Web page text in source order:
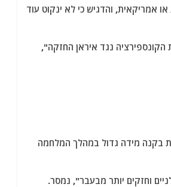
אמריקאית, והדגיש כי לא ינקוט עוד
הקונספירציה נגד איראן החזקה",
בקנה מידה גדול במהלך המלחמה
וחזקים יותר מבעבר", נמסר.